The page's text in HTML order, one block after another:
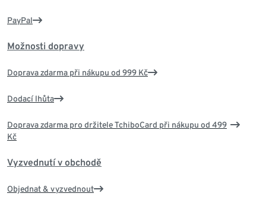
PayPal
Možnosti dopravy
Doprava zdarma při nákupu od 999 Kč
Dodací lhůta
Doprava zdarma pro držitele TchiboCard při nákupu od 499
Kč
Vyzvednutí v obchodě
Objednat & vyzvednout